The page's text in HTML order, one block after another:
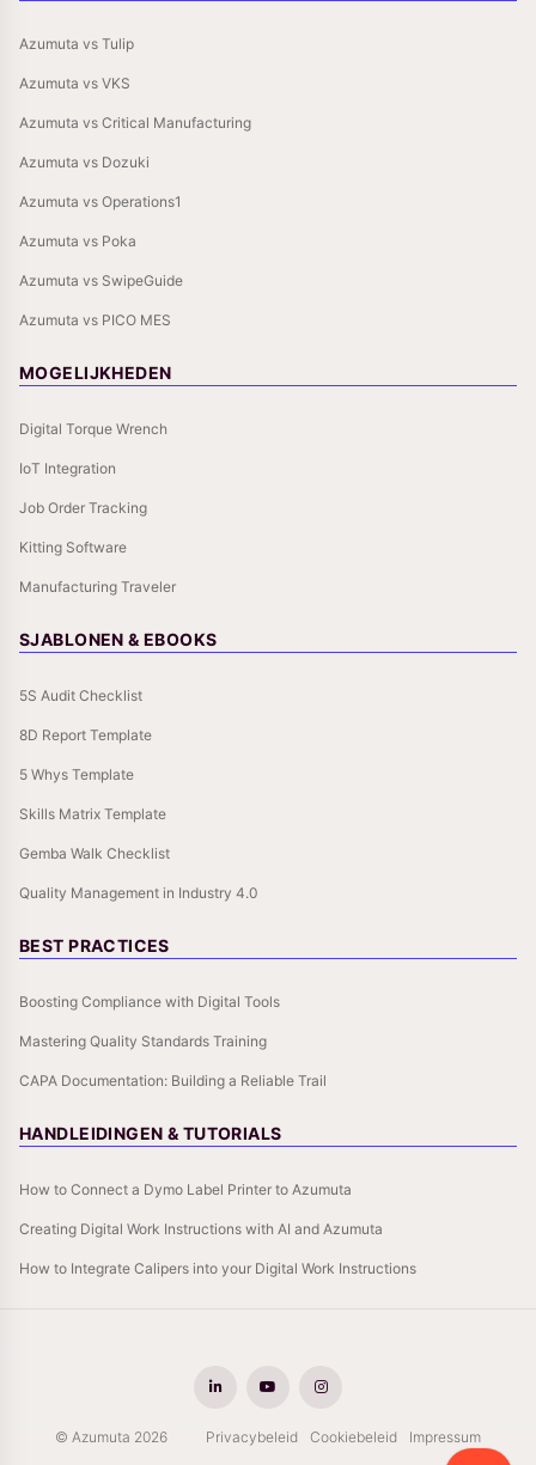
Azumuta vs Tulip
Azumuta vs VKS
Azumuta vs Critical Manufacturing
Azumuta vs Dozuki
Azumuta vs Operations1
Azumuta vs Poka
Azumuta vs SwipeGuide
Azumuta vs PICO MES
MOGELIJKHEDEN
Digital Torque Wrench
IoT Integration
Job Order Tracking
Kitting Software
Manufacturing Traveler
SJABLONEN & EBOOKS
5S Audit Checklist
8D Report Template
5 Whys Template
Skills Matrix Template
Gemba Walk Checklist
Quality Management in Industry 4.0
BEST PRACTICES
Boosting Compliance with Digital Tools
Mastering Quality Standards Training
CAPA Documentation: Building a Reliable Trail
HANDLEIDINGEN & TUTORIALS
How to Connect a Dymo Label Printer to Azumuta
Creating Digital Work Instructions with AI and Azumuta
How to Integrate Calipers into your Digital Work Instructions
© Azumuta 2026 Privacybeleid Cookiebeleid Impressum